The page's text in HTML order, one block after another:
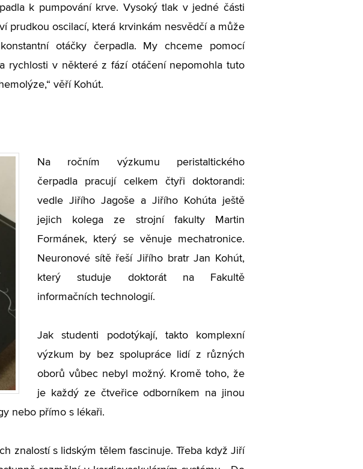
k pumpování krve. Vysoký tlak v jedné části
prudkou oscilací, která krvinkám nesvědčí a může
otáčky čerpadla. My chceme pomocí
rychlosti v některé z fází otáčení nepomohla tuto
věří Kohút.
Na ročním výzkumu peristaltického
čerpadla pracují celkem čtyři doktorandi:
vedle Jiřího Jagoše a Jiřího Kohúta ještě
jejich kolega ze strojní fakulty Martin
Formánek, který se věnuje mechatronice.
Neuronové sítě řeší Jiřího bratr Jan Kohút,
který studuje doktorát na Fakultě
informačních technologií.
Jak studenti podotýkají, takto komplexní
výzkum by bez spolupráce lidí z různých
oborů vůbec nebyl možný. Kromě toho, že
je každý ze čtveřice odborníkem na jinou
nebo přímo s lékaři.
znalostí s lidským tělem fascinuje. Třeba když Jiří